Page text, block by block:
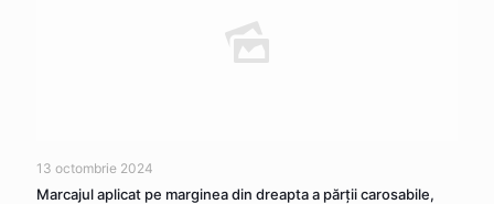
13 octombrie 2024
Marcajul aplicat pe marginea din dreapta a părţii carosabile,